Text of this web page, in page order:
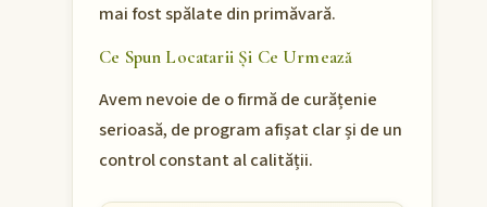
mai fost spălate din primăvară.
Ce Spun Locatarii Și Ce Urmează
Avem nevoie de o firmă de curățenie
serioasă, de program afișat clar și de un
control constant al calității.